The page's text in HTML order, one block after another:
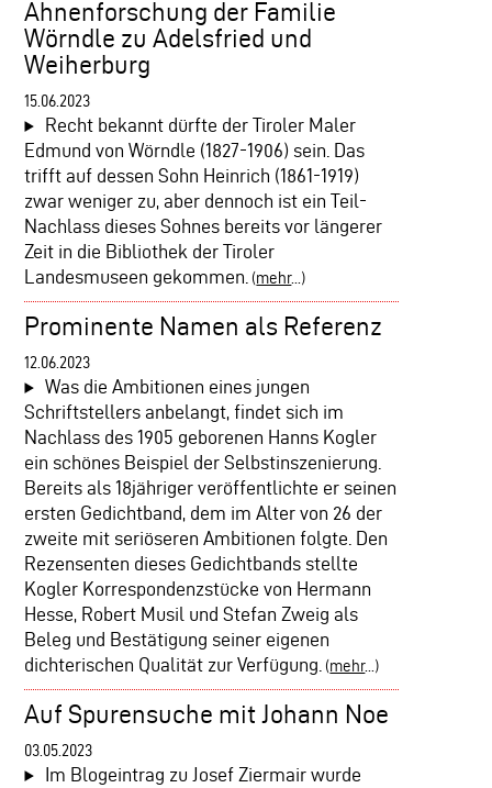
Ahnenforschung der Familie
Wörndle zu Adelsfried und
Weiherburg
15.06.2023
Recht bekannt dürfte der Tiroler Maler
Edmund von Wörndle (1827-1906) sein. Das
trifft auf dessen Sohn Heinrich (1861-1919)
zwar weniger zu, aber dennoch ist ein Teil-
Nachlass dieses Sohnes bereits vor längerer
Zeit in die Bibliothek der Tiroler
Landesmuseen gekommen. (mehr...)
Prominente Namen als Referenz
12.06.2023
Was die Ambitionen eines jungen
Schriftstellers anbelangt, findet sich im
Nachlass des 1905 geborenen Hanns Kogler
ein schönes Beispiel der Selbstinszenierung.
Bereits als 18jähriger veröffentlichte er seinen
ersten Gedichtband, dem im Alter von 26 der
zweite mit seriöseren Ambitionen folgte. Den
Rezensenten dieses Gedichtbands stellte
Kogler Korrespondenzstücke von Hermann
Hesse, Robert Musil und Stefan Zweig als
Beleg und Bestätigung seiner eigenen
dichterischen Qualität zur Verfügung. (mehr...)
Auf Spurensuche mit Johann Noe
03.05.2023
Im Blogeintrag zu Josef Ziermair wurde